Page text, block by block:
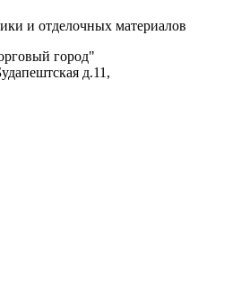
и отделочных материалов
город"
д.11,